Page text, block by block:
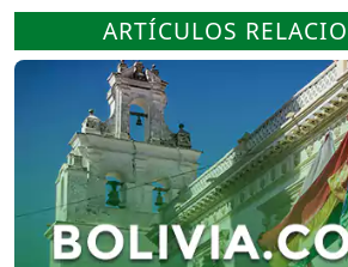
ARTÍCULOS